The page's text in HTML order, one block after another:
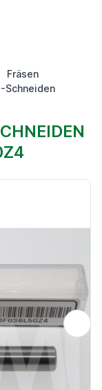
Fräsen
Schneiden